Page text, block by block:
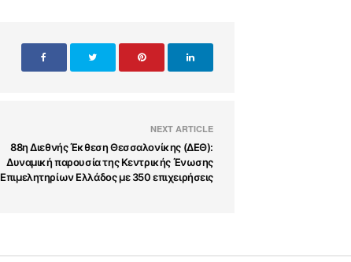
NEXT ARTICLE
88η Διεθνής Έκθεση Θεσσαλονίκης (ΔΕΘ):
Δυναμική παρουσία της Κεντρικής Ένωσης
Επιμελητηρίων Ελλάδος με 350 επιχειρήσεις